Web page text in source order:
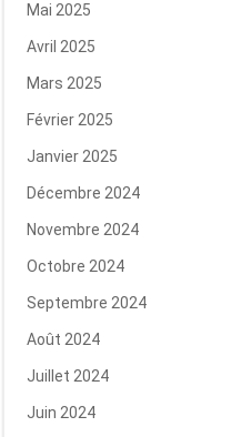
Mai 2025
Avril 2025
Mars 2025
Février 2025
Janvier 2025
Décembre 2024
Novembre 2024
Octobre 2024
Septembre 2024
Août 2024
Juillet 2024
Juin 2024